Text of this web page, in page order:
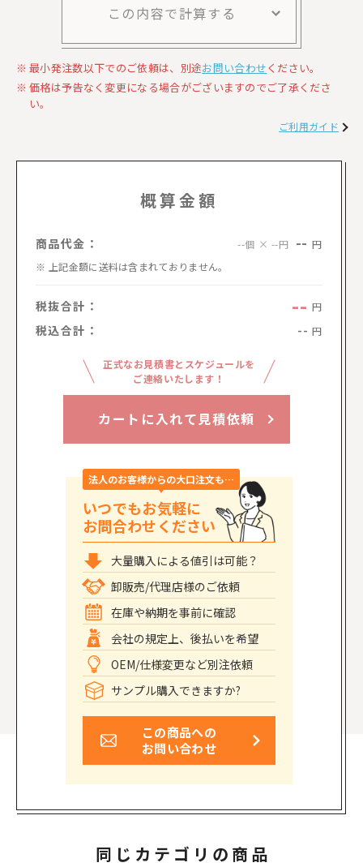
この内容で計算する
最小発注数以下でのご依頼は、別途お問い合わせください。
価格は予告なく変更になる場合がございますのでご了承くださ
い。
ご利用ガイド
概算金額
商品代金： --個 × --円 -- 円
上記金額に送料は含まれておりません。
税抜合計： -- 円
税込合計： -- 円
正式なお見積書とスケジュールを
ご連絡いたします！
カートに入れて見積依頼
法人のお客様からの大口注文も…
いつでもお気軽に
お問合わせください
大量購入による値引は可能？
卸販売/代理店様のご依頼
在庫や納期を事前に確認
会社の規定上、後払いを希望
OEM/仕様変更など別注依頼
サンプル購入できますか?
この商品への
お問い合わせ
同じカテゴリの商品